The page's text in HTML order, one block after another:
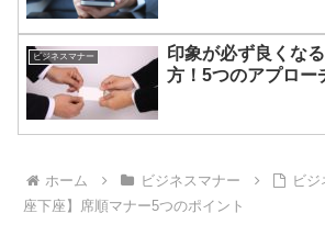
ビジネスマナー
印象が必ず良くな
方！5つのアプロー
ホーム ビジネスマナー
ビ
座下座】席順マナー5つのポイント